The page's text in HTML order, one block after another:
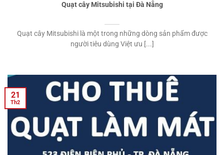
Quạt cây Mitsubishi tại Đà Nẵng
Quạt cây Mitsubishi là một trong những dòng sản phẩm được
người tiêu dùng Việt ưu [...]
21
Th2